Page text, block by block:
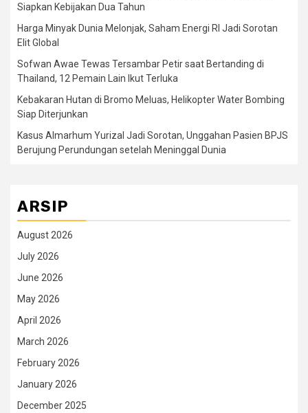
Siapkan Kebijakan Dua Tahun
Harga Minyak Dunia Melonjak, Saham Energi RI Jadi Sorotan
Elit Global
Sofwan Awae Tewas Tersambar Petir saat Bertanding di
Thailand, 12 Pemain Lain Ikut Terluka
Kebakaran Hutan di Bromo Meluas, Helikopter Water Bombing
Siap Diterjunkan
Kasus Almarhum Yurizal Jadi Sorotan, Unggahan Pasien BPJS
Berujung Perundungan setelah Meninggal Dunia
ARSIP
August 2026
July 2026
June 2026
May 2026
April 2026
March 2026
February 2026
January 2026
December 2025